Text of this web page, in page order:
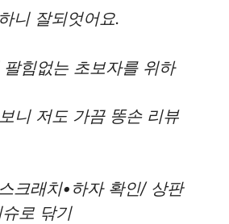
니 잘되엇어요.
힘없는 초보자를 위하
니 저도 가끔 똥손 리뷰
크래치•하자 확인/ 상판
로 닦기